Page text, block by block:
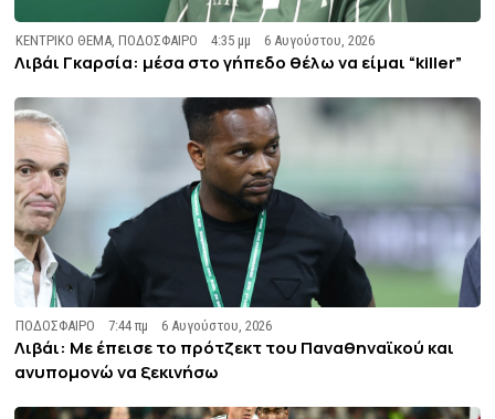
ΚΕΝΤΡΙΚΟ ΘΕΜΑ,ΠΟΔΟΣΦΑΙΡΟ 4:35 μμ 6 Αυγούστου, 2026
Λιβάι Γκαρσία: μέσα στο γήπεδο θέλω να είμαι “killer”
ΠΟΔΟΣΦΑΙΡΟ 7:44 πμ 6 Αυγούστου, 2026
Λιβάι: Με έπεισε το πρότζεκτ του Παναθηναϊκού και
ανυπομονώ να ξεκινήσω